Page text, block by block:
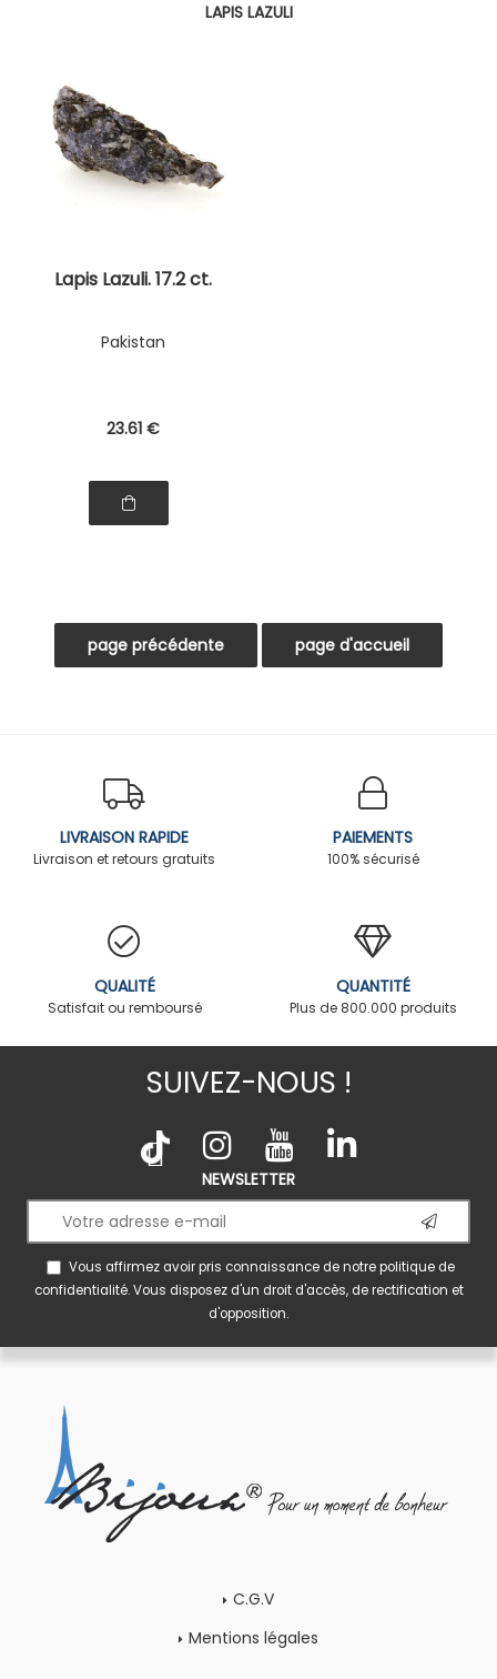
LAPIS LAZULI
Lapis Lazuli. 17.2 ct.
Pakistan
23.61 €
LIVRAISON RAPIDE
Livraison et retours gratuits
PAIEMENTS
100% sécurisé
QUALITÉ
Satisfait ou remboursé
QUANTITÉ
Plus de 800.000 produits
SUIVEZ-NOUS !
NEWSLETTER
Vous affirmez avoir pris connaissance de notrepolitique de
confidentialité. Vous disposez d'un droit d'accès, de rectification et
d'opposition.
C.G.V
Mentions légales